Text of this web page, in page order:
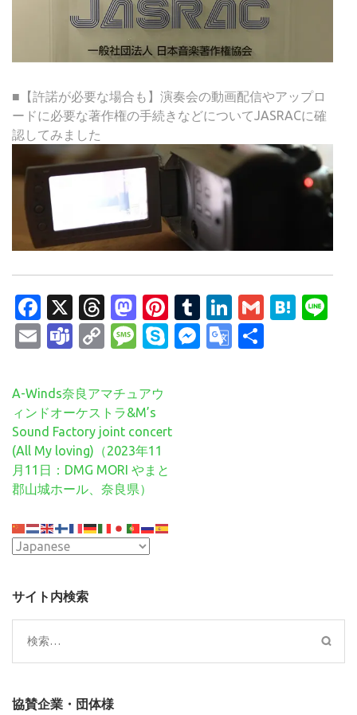
■【許諾が必要な場合も】演奏会の動画配信やアップロ
ードに必要な著作権の手続きなどについてJASRACに確
認してみました
Facebook
X Threads
Mastodon
Pinterest
Tumblr
LinkedIn
Gmail
EmailTeams
CopyMessage
SkypeMessenger
Google
投
稿
ナ
ビ
ゲ
ー
ョ
ン
A-Winds奈良アマチュアウ
ィンドオーケストラ&M’s
Sound Factory joint concert
(All My loving)（2023年11
月11日：DMG MORI やまと
郡山城ホール、奈良県）
サイト内検索
検
索:
協賛企業・団体様